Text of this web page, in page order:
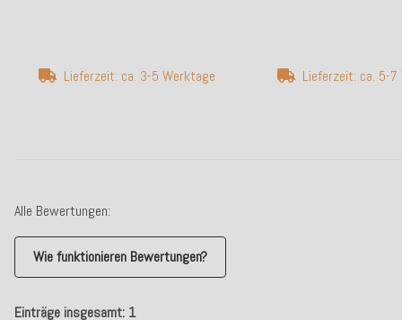
Alle Bewertungen:
Wie funktionieren Bewertungen?
Einträge insgesamt: 1
Lieferzeit: ca. 3-5 Werktage Lieferzeit: ca. 5-7